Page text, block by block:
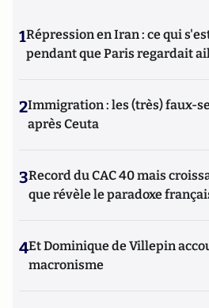
1Répression en Iran : ce qui
pendant que Paris regardait
2Immigration : les (très) faux-
après Ceuta
3Record du CAC 40 mais
que révèle le paradoxe
4Et Dominique de Villepin
macronisme